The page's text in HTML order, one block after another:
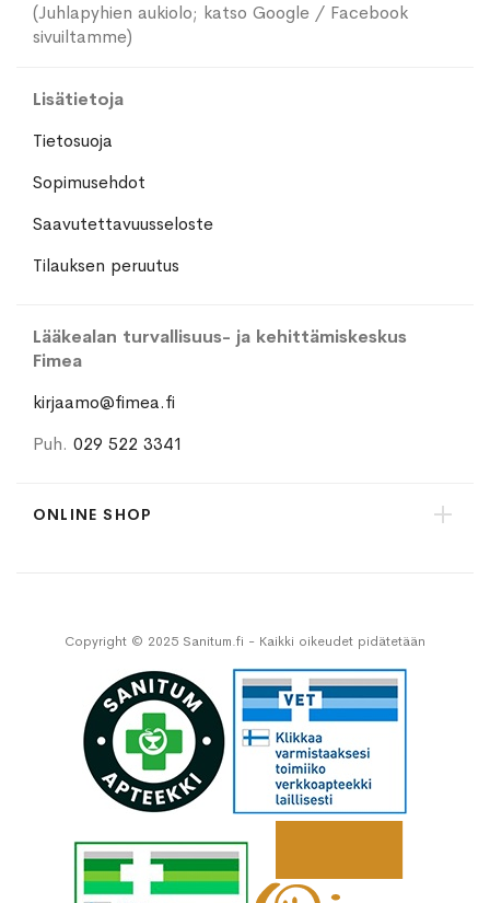
(Juhlapyhien aukiolo; katso Google / Facebook
sivuiltamme)
Lisätietoja
Tietosuoja
Sopimusehdot
Saavutettavuusseloste
Tilauksen peruutus
Lääkealan turvallisuus- ja kehittämiskeskus
Fimea
kirjaamo@fimea.fi
Puh. 029 522 3341
ONLINE SHOP
Copyright © 2025 Sanitum.fi - Kaikki oikeudet pidätetään